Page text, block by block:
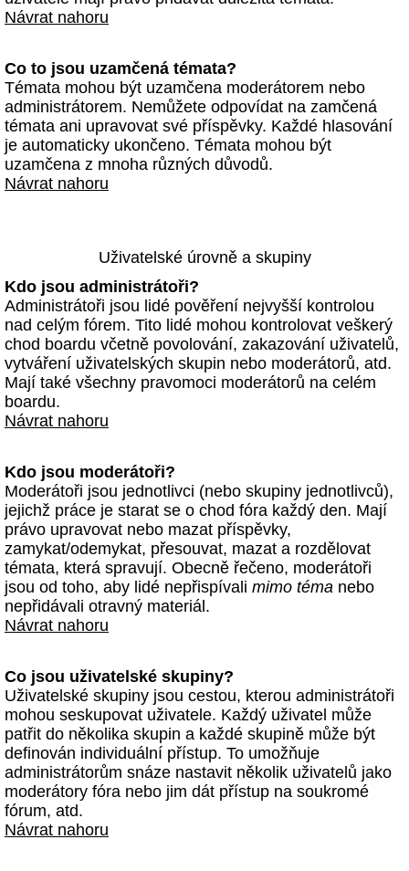
Návrat nahoru
Co to jsou uzamčená témata?
Témata mohou být uzamčena moderátorem nebo
administrátorem. Nemůžete odpovídat na zamčená
témata ani upravovat své příspěvky. Každé hlasování
je automaticky ukončeno. Témata mohou být
uzamčena z mnoha různých důvodů.
Návrat nahoru
Uživatelské úrovně a skupiny
Kdo jsou administrátoři?
Administrátoři jsou lidé pověření nejvyšší kontrolou
nad celým fórem. Tito lidé mohou kontrolovat veškerý
chod boardu včetně povolování, zakazování uživatelů,
vytváření uživatelských skupin nebo moderátorů, atd.
Mají také všechny pravomoci moderátorů na celém
boardu.
Návrat nahoru
Kdo jsou moderátoři?
Moderátoři jsou jednotlivci (nebo skupiny jednotlivců),
jejichž práce je starat se o chod fóra každý den. Mají
právo upravovat nebo mazat příspěvky,
zamykat/odemykat, přesouvat, mazat a rozdělovat
témata, která spravují. Obecně řečeno, moderátoři
jsou od toho, aby lidé nepřispívali mimo téma nebo
nepřidávali otravný materiál.
Návrat nahoru
Co jsou uživatelské skupiny?
Uživatelské skupiny jsou cestou, kterou administrátoři
mohou seskupovat uživatele. Každý uživatel může
patřit do několika skupin a každé skupině může být
definován individuální přístup. To umožňuje
administrátorům snáze nastavit několik uživatelů jako
moderátory fóra nebo jim dát přístup na soukromé
fórum, atd.
Návrat nahoru